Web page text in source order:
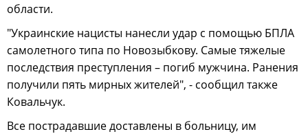
области.
"Украинские нацисты нанесли удар с помощью БПЛА
самолетного типа по Новозыбкову. Самые тяжелые
последствия преступления – погиб мужчина. Ранения
получили пять мирных жителей", - сообщил также
Ковальчук.
Все пострадавшие доставлены в больницу, им